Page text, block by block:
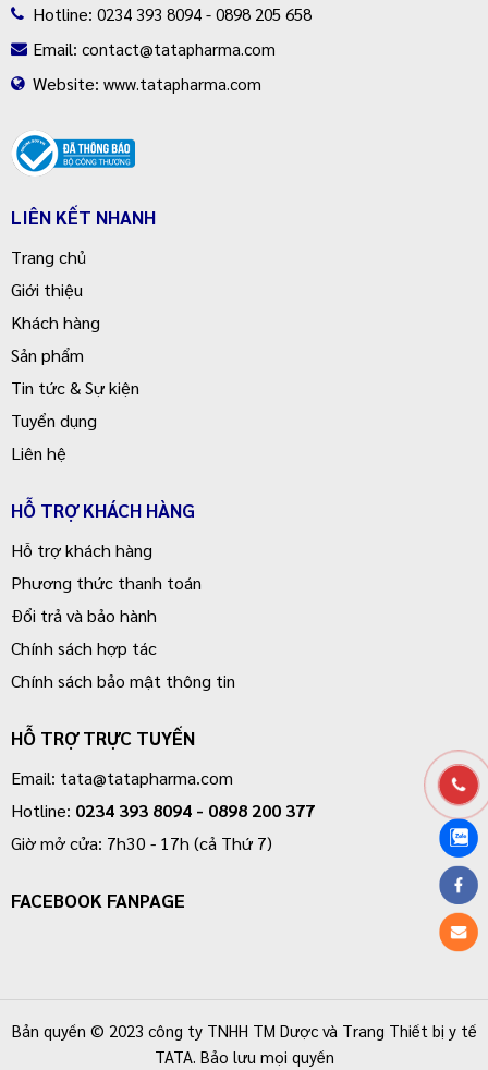
Hotline: 0234 393 8094 - 0898 205 658
Email: contact@tatapharma.com
Website: www.tatapharma.com
LIÊN KẾT NHANH
Trang chủ
Giới thiệu
Khách hàng
Sản phẩm
Tin tức & Sự kiện
Tuyển dụng
Liên hệ
HỖ TRỢ KHÁCH HÀNG
Hỗ trợ khách hàng
Phương thức thanh toán
Đổi trả và bảo hành
Chính sách hợp tác
Chính sách bảo mật thông tin
HỖ TRỢ TRỰC TUYẾN
Email: tata@tatapharma.com
Hotline: 0234 393 8094 - 0898 200 377
Giờ mở cửa: 7h30 - 17h (cả Thứ 7)
FACEBOOK FANPAGE
Bản quyền © 2023 công ty TNHH TM Dược và Trang Thiết bị y tế
TATA. Bảo lưu mọi quyền